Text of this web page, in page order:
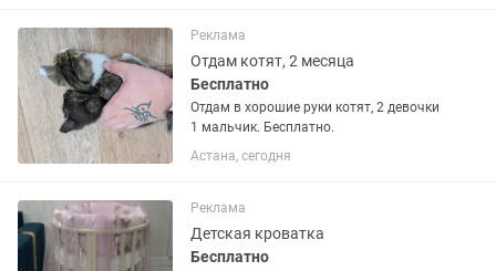
Реклама
Отдам котят, 2 месяца
Бесплатно
Отдам в хорошие руки котят, 2 девочки
1 мальчик. Бесплатно.
Астана, сегодня
Реклама
Детская кроватка
Бесплатно